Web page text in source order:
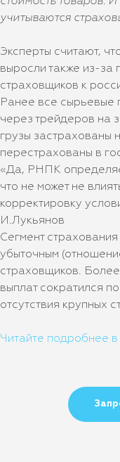
учитываются
Эксперты считают,
выросли также из-за
страховщиков к
Ранее все сырьевые
через трейдеров на
грузы застрахованы
перестрахованы в
«Да, РНПК
что не может не
корректировку
И.Лукьянов
Сегмент
убыточным
страховщиков.
выплат сократился
отсутствия крупных
Читайте подробнее